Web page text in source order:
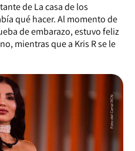
de La casa de los
qué hacer. Al momento de
de embarazo, estuvo feliz
mientras que a Kris R se le